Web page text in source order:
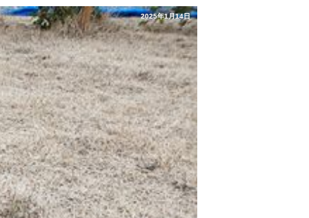
2025年1月14日